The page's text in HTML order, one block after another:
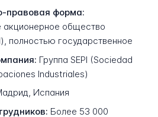
правовая форма:
акционерное общество
полностью государственное
Группа SEPI (Sociedad
Industriales)
Испания
Более 53 000